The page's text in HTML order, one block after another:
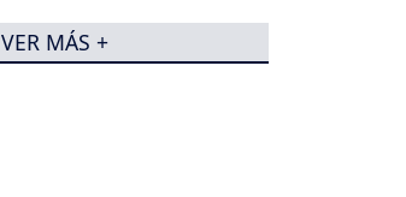
VER MÁS +